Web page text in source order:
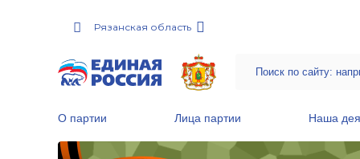
Рязанская область
О партии Лица партии Наша